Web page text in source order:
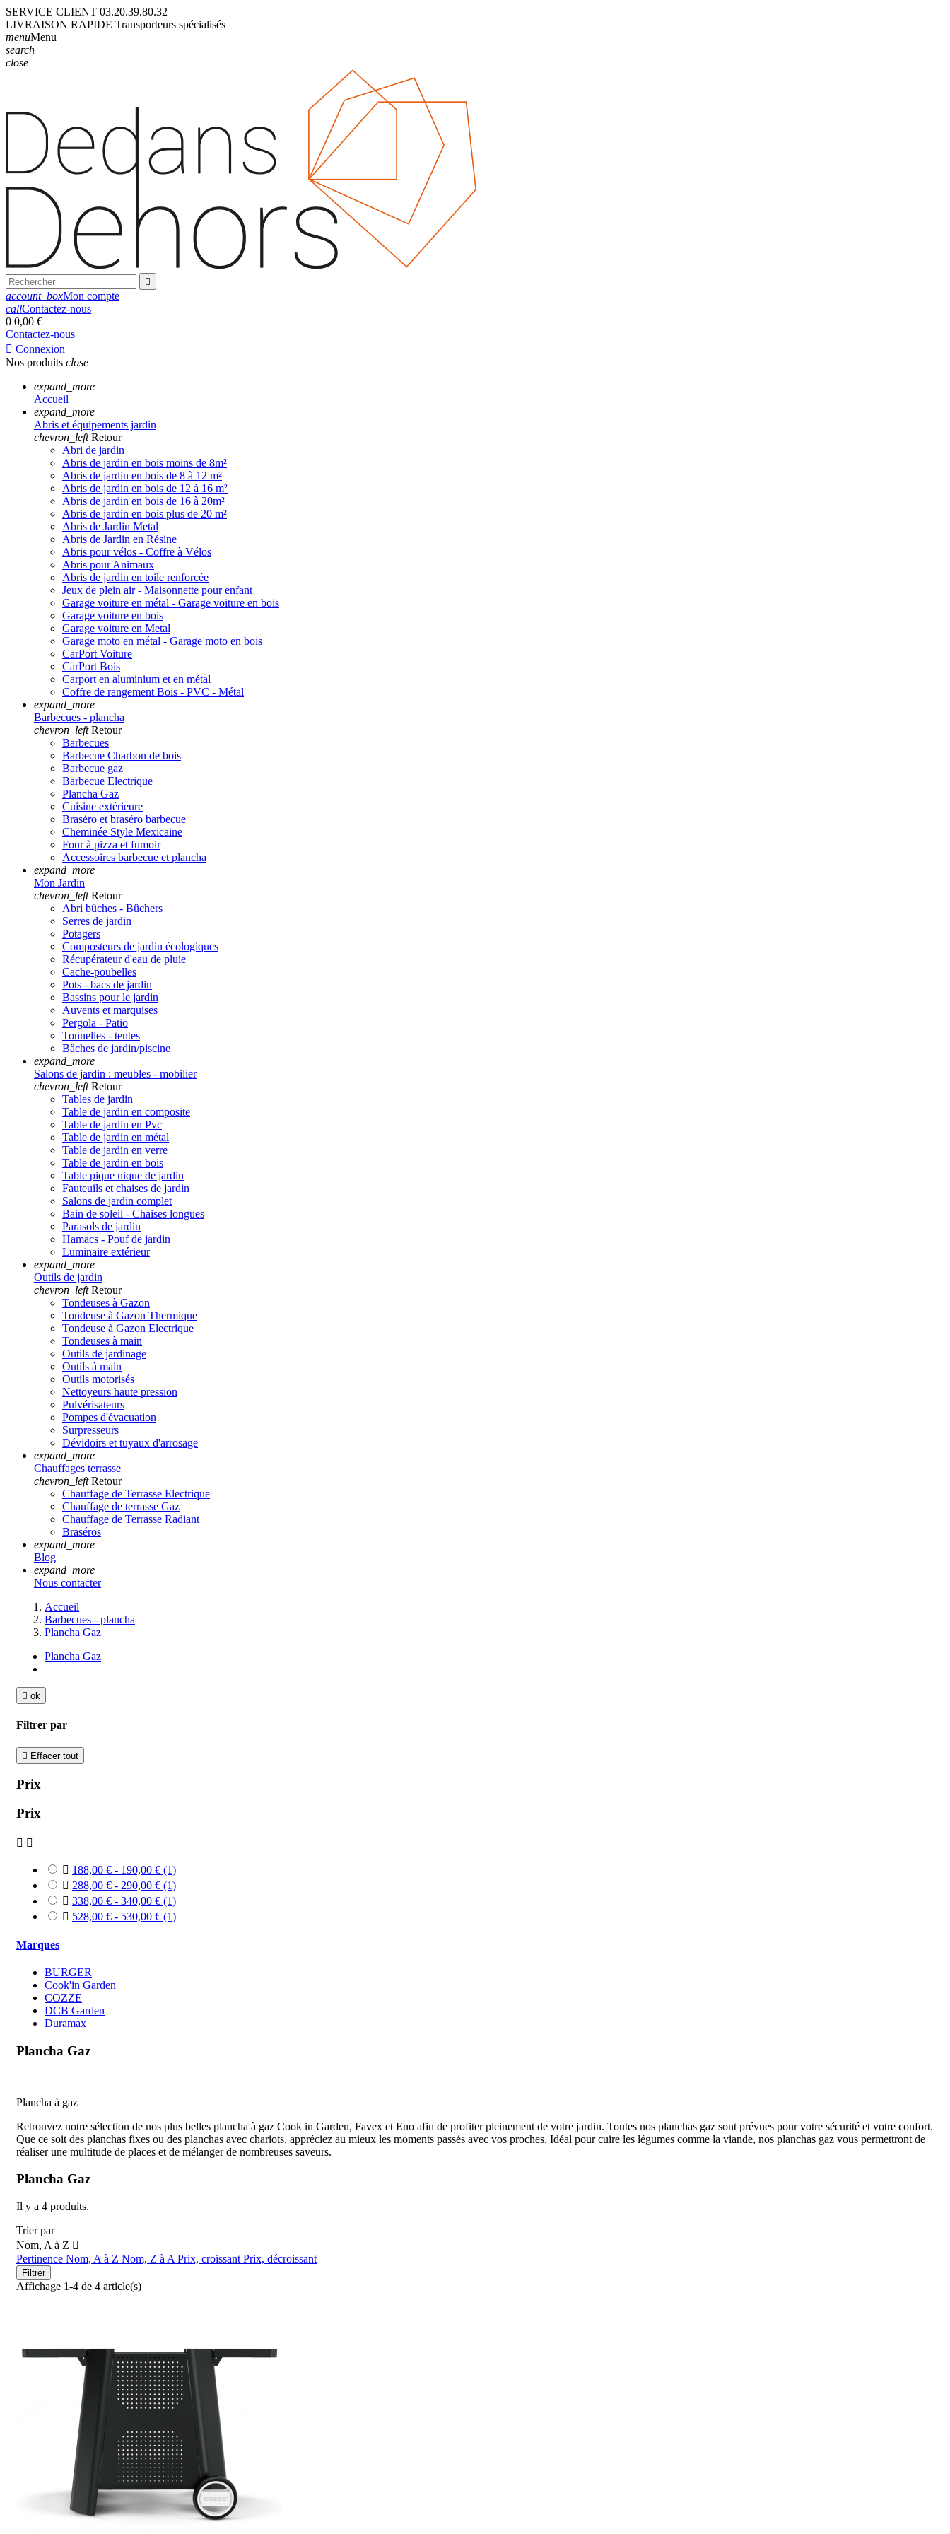
SERVICE CLIENT 03.20.39.80.32
LIVRAISON RAPIDE Transporteurs spécialisés
menuMenu
search
close

account_boxMon compte
callContactez-nous
0 0,00 €
Contactez-nous
 Connexion
Nos produits close
expand_more
Accueil
expand_more
Abris et équipements jardin
chevron_left Retour
Abri de jardin
Abris de jardin en bois moins de 8m²
Abris de jardin en bois de 8 à 12 m²
Abris de jardin en bois de 12 à 16 m²
Abris de jardin en bois de 16 à 20m²
Abris de jardin en bois plus de 20 m²
Abris de Jardin Metal
Abris de Jardin en Résine
Abris pour vélos - Coffre à Vélos
Abris pour Animaux
Abris de jardin en toile renforcée
Jeux de plein air - Maisonnette pour enfant
Garage voiture en métal - Garage voiture en bois
Garage voiture en bois
Garage voiture en Metal
Garage moto en métal - Garage moto en bois
CarPort Voiture
CarPort Bois
Carport en aluminium et en métal
Coffre de rangement Bois - PVC - Métal
expand_more
Barbecues - plancha
chevron_left Retour
Barbecues
Barbecue Charbon de bois
Barbecue gaz
Barbecue Electrique
Plancha Gaz
Cuisine extérieure
Braséro et braséro barbecue
Cheminée Style Mexicaine
Four à pizza et fumoir
Accessoires barbecue et plancha
expand_more
Mon Jardin
chevron_left Retour
Abri bûches - Bûchers
Serres de jardin
Potagers
Composteurs de jardin écologiques
Récupérateur d'eau de pluie
Cache-poubelles
Pots - bacs de jardin
Bassins pour le jardin
Auvents et marquises
Pergola - Patio
Tonnelles - tentes
Bâches de jardin/piscine
expand_more
Salons de jardin : meubles - mobilier
chevron_left Retour
Tables de jardin
Table de jardin en composite
Table de jardin en Pvc
Table de jardin en métal
Table de jardin en verre
Table de jardin en bois
Table pique nique de jardin
Fauteuils et chaises de jardin
Salons de jardin complet
Bain de soleil - Chaises longues
Parasols de jardin
Hamacs - Pouf de jardin
Luminaire extérieur
expand_more
Outils de jardin
chevron_left Retour
Tondeuses à Gazon
Tondeuse à Gazon Thermique
Tondeuse à Gazon Electrique
Tondeuses à main
Outils de jardinage
Outils à main
Outils motorisés
Nettoyeurs haute pression
Pulvérisateurs
Pompes d'évacuation
Surpresseurs
Dévidoirs et tuyaux d'arrosage
expand_more
Chauffages terrasse
chevron_left Retour
Chauffage de Terrasse Electrique
Chauffage de terrasse Gaz
Chauffage de Terrasse Radiant
Braséros
expand_more
Blog
expand_more
Nous contacter
Accueil
Barbecues - plancha
Plancha Gaz
Plancha Gaz
 ok
Filtrer par
 Effacer tout
Prix
Prix
 
 188,00 € - 190,00 € (1)
 288,00 € - 290,00 € (1)
 338,00 € - 340,00 € (1)
 528,00 € - 530,00 € (1)
Marques
BURGER
Cook'in Garden
COZZE
DCB Garden
Duramax
Plancha Gaz
Plancha à gaz
Retrouvez notre sélection de nos plus belles plancha à gaz Cook in Garden, Favex et Eno afin de profiter pleinement de votre jardin. Toutes nos planchas gaz sont prévues pour votre sécurité et votre confort.
Que ce soit des planchas fixes ou des planchas avec chariots, appréciez au mieux les moments passés avec vos proches. Idéal pour cuire les légumes comme la viande, nos planchas gaz vous permettront de
réaliser une multitude de places et de mélanger de nombreuses saveurs.
Plancha Gaz
Il y a 4 produits.
Trier par
Nom, A à Z 
Pertinence Nom, A à Z Nom, Z à A Prix, croissant Prix, décroissant
Filtrer
Affichage 1-4 de 4 article(s)